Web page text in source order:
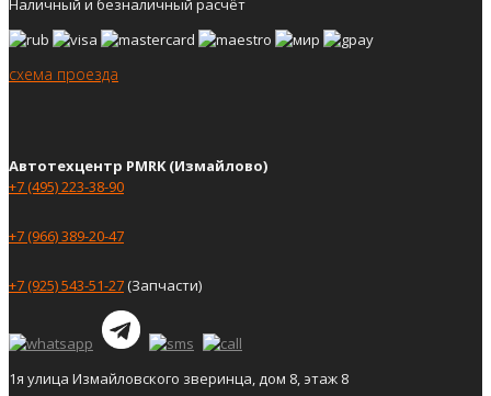
Наличный и безналичный расчёт
схема проезда
Автотехцентр PMRK (Измайлово)
+7 (495) 223-38-90
+7 (966) 389-20-47
+7 (925) 543-51-27(Запчасти)
1я улица Измайловского зверинца, дом 8, этаж 8